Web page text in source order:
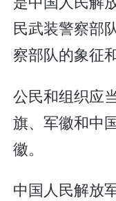
民武装警察部
察部队的象征
公民和组织应
旗、军徽和中
徽。
中国人民解放